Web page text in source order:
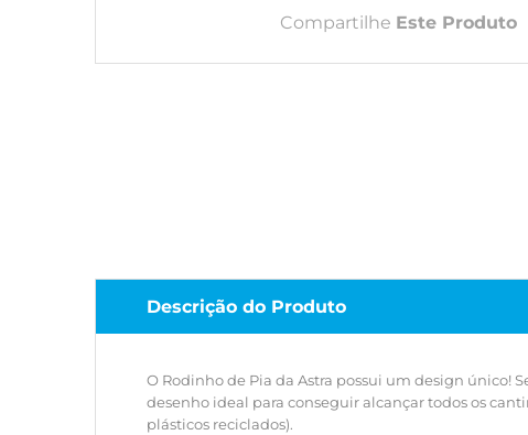
Compartilhe Este Produto
Descrição do Produto
O Rodinho de Pia da Astra possui um design único!
desenho ideal para conseguir alcançar todos os
plásticos reciclados).